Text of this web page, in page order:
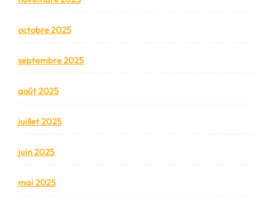
octobre 2025
septembre 2025
août 2025
juillet 2025
juin 2025
mai 2025